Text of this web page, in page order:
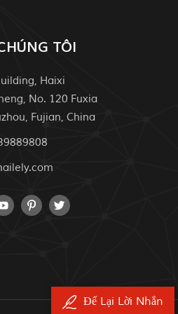
TÔI
Haixi
No. 120 Fuxia
Fujian, China
Để Lại Lời Nhắn